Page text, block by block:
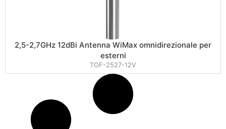
2,5-2,7GHz 12dBi Antenna WiMax omnidirezionale per
esterni
TOF-2527-12V